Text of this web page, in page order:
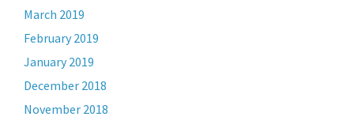
March 2019
February 2019
January 2019
December 2018
November 2018